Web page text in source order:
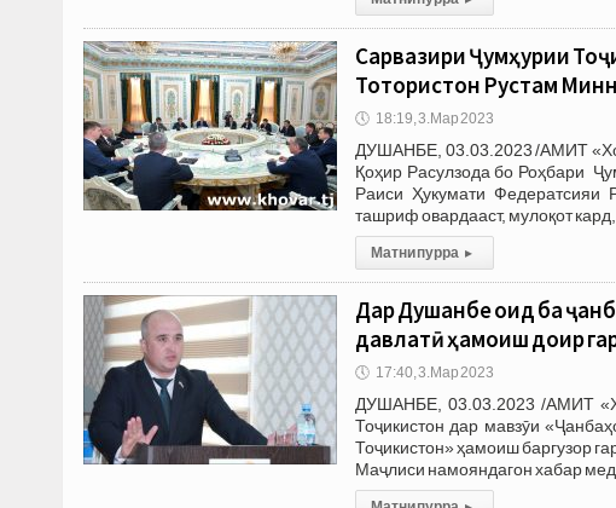
Сарвазири Ҷумҳурии
Тотористон Рустам
🕔 18:19, 3.Мар 2023
ДУШАНБЕ, 03.03.2023 /АМИТ
Қоҳир Расулзода бо Роҳбари
Раиси Ҳукумати
ташриф овардааст, мулоқот
Матни пурра ▸
Дар Душанбе оид ба
давлатӣ ҳамоиш доир
🕔 17:40, 3.Мар 2023
ДУШАНБЕ, 03.03.2023 /АМИТ
Тоҷикистон дар мавзӯи
Тоҷикистон» ҳамоиш баргузор
Маҷлиси намояндагон хабар